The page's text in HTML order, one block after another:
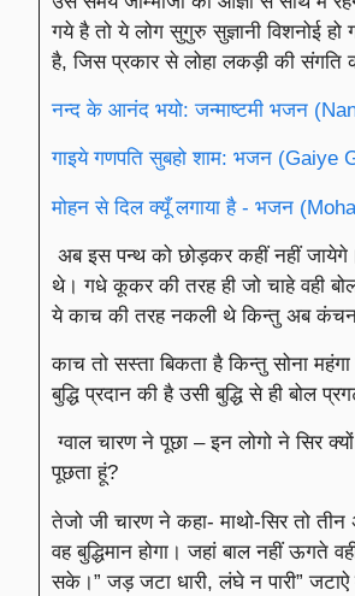
गये है तो ये लोग सुगुरु सुज्ञानी विशनोई
है, जिस प्रकार से लोहा लकड़ी की
नन्द के आनंद भयो: जन्माष्टमी भजन
गाइये गणपति सुबहो शाम: भजन (Gaiye
मोहन से दिल क्यूँ लगाया है - भजन
अब इस पन्थ को छोड़कर कहीं नहीं
थे। गधे कूकर की तरह ही जो चाहे वही
ये काच की तरह नकली थे किन्तु अब
काच तो सस्ता बिकता है किन्तु सोना
बुद्धि प्रदान की है उसी बुद्धि से ही बोल
ग्वाल चारण ने पूछा – इन लोगो ने सिर
पूछता हूं?
तेजो जी चारण ने कहा- माथो-सिर तो
वह बुद्धिमान होगा। जहां बाल नहीं ऊगते
सके।” जड़ जटा धारी, लंघे न पारी” जटाऐ